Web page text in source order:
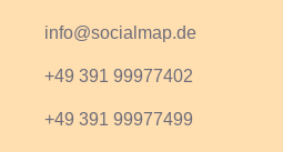
info@socialmap.de
+49 391 99977402
+49 391 99977499